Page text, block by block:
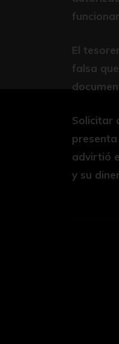
El
falsa
Solicitar
advirtió
y su